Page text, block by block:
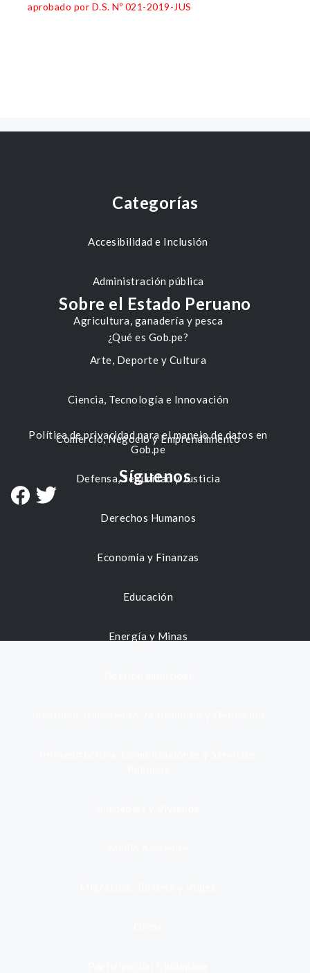
aprobado por D.S. Nº 021-2019-JUS
Categorías
Accesibilidad e Inclusión
Administración pública
Agricultura, ganadería y pesca
Arte, Deporte y Cultura
Ciencia, Tecnología e Innovación
Comercio, Negocio y Emprendimiento
Defensa, Seguridad y Justicia
Derechos Humanos
Economía y Finanzas
Educación
Energía y Minas
Sobre el Estado Peruano
¿Qué es Gob.pe?
Política de privacidad para el manejo de datos en
Gob.pe
Síguenos